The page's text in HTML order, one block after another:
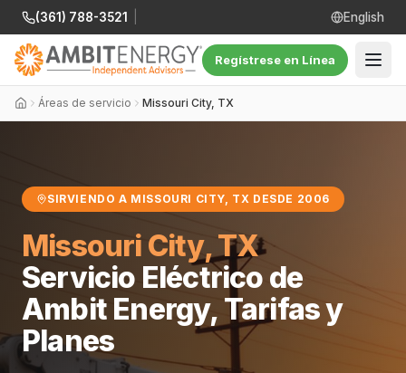
(361) 788-3521 English
Regístrese en Línea
Áreas de servicio Missouri City, TX
SIRVIENDO A MISSOURI CITY, TX DESDE 2006
Missouri City, TX
Servicio Eléctrico de
Ambit Energy, Tarifas y
Planes